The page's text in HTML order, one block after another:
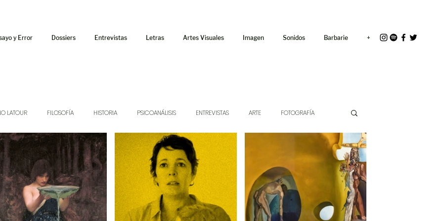
y Error Dossiers Entrevistas Letras Artes Visuales Imagen Sonidos Barbarie +
LATOUR FILOSOFÍA HISTORIA PSICOANÁLISIS ENTREVISTAS ARTE FOTOGRAFÍA
SONIDOS MÚSICA JUKEBOX TALLERES Y CURSOS CINE
ORÁCULO AFUERISMOS POESÍA ENSAYO DOSSIER NOCHE DE LAS IDEAS ANTROPOLOGÍA